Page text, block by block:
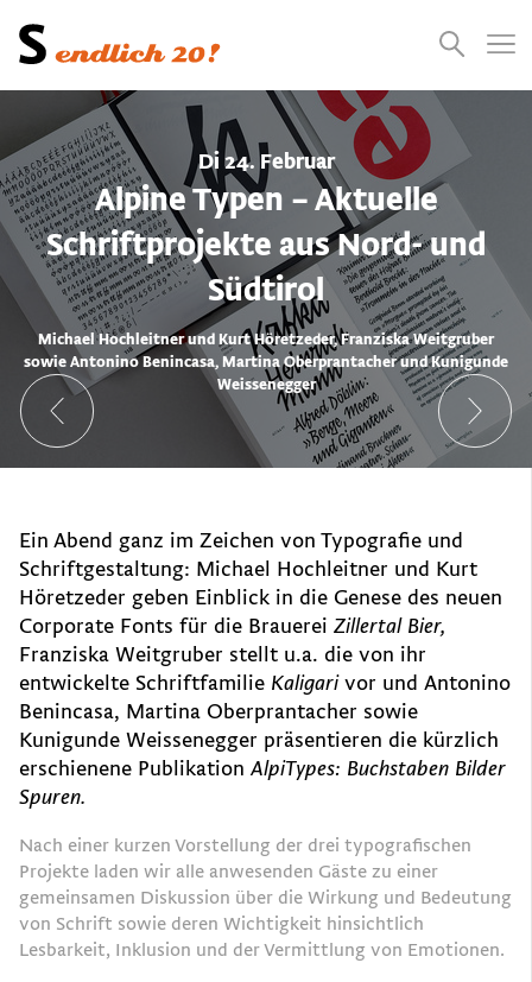
Presse
Jobs
Suchen
Di 24. Februar
Alpine Typen – Aktuelle
Schriftprojekte aus Nord- und
Südtirol
Michael Hochleitner und Kurt Höretzeder, Franziska Weitgruber
sowie Antonino Benincasa, Martina Oberprantacher und Kunigunde
Weissenegger
Ein Abend ganz im Zeichen von Typografie und
Schriftgestaltung: Michael Hochleitner und Kurt
Höretzeder geben Einblick in die Genese des neuen
Corporate Fonts für die Brauerei Zillertal Bier,
Franziska Weitgruber stellt u.a. die von ihr
entwickelte Schriftfamilie Kaligarivor und Antonino
Benincasa, Martina Oberprantacher sowie
Kunigunde Weissenegger präsentieren die kürzlich
erschienene Publikation AlpiTypes: Buchstaben Bilder
Spuren.
Nach einer kurzen Vorstellung der drei typografischen
Projekte laden wir alle anwesenden Gäste zu einer
gemeinsamen Diskussion über die Wirkung und Bedeutung
von Schrift sowie deren Wichtigkeit hinsichtlich
Lesbarkeit, Inklusion und der Vermittlung von Emotionen.